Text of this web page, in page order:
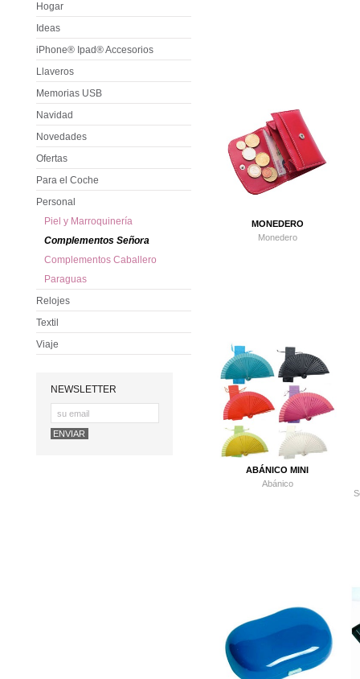
MONEDERO
Monedero
ABÁNICO MINI
Abánico
Hogar
Ideas
iPhone® Ipad® Accesorios
Llaveros
Memorias USB
Navidad
Novedades
Ofertas
Para el Coche
Personal
Piel y Marroquinería
Complementos Señora
Complementos Caballero
Paraguas
Relojes
Textil
Viaje
NEWSLETTER